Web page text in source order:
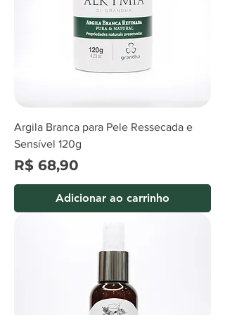
Argila Branca para Pele Ressecada e
Sensível 120g
Preço
R$ 68,90
Adicionar ao carrinho